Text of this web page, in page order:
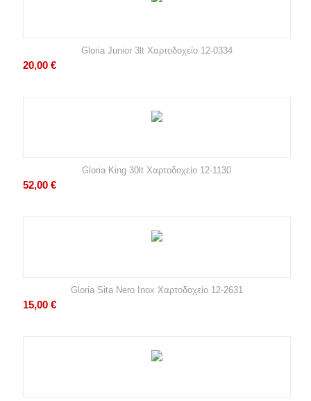
Gloria Junior 3lt Χαρτοδοχείο 12-0334
20,00 €
Gloria King 30lt Χαρτοδοχείο 12-1130
52,00 €
Gloria Sita Nero Inox Χαρτοδοχείο 12-2631
15,00 €